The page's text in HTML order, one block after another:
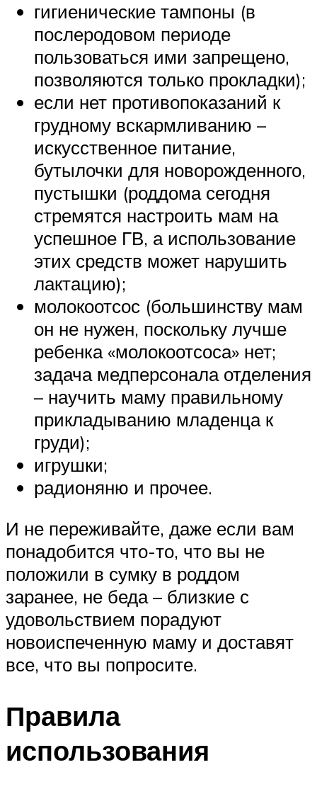
гигиенические тампоны (в
послеродовом периоде
пользоваться ими запрещено,
позволяются только прокладки);
если нет противопоказаний к
грудному вскармливанию –
искусственное питание,
бутылочки для новорожденного,
пустышки (роддома сегодня
стремятся настроить мам на
успешное ГВ, а использование
этих средств может нарушить
лактацию);
молокоотсос (большинству мам
он не нужен, поскольку лучше
ребенка «молокоотсоса» нет;
задача медперсонала отделения
– научить маму правильному
прикладыванию младенца к
груди);
игрушки;
радионяню и прочее.
И не переживайте, даже если вам
понадобится что-то, что вы не
положили в сумку в роддом
заранее, не беда – близкие с
удовольствием порадуют
новоиспеченную маму и доставят
все, что вы попросите.
Правила
использования